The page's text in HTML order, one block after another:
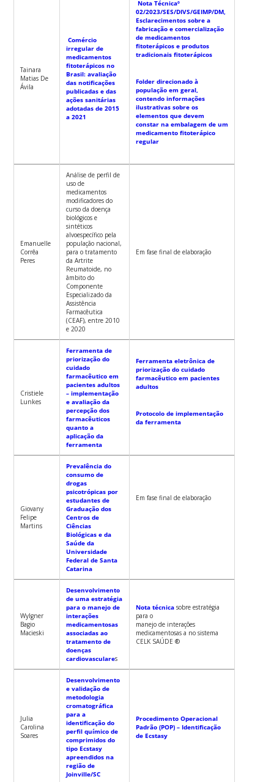
Tainara
Matias De
Ávila
Comércio
irregular de
medicamentos
fitoterápicos no
Brasil: avaliação
das notificações
publicadas e das
ações sanitárias
adotadas de 2015
a 2021
Nota Técnicaº
02/2023/SES/DIVS/GEIMP/DM,
Esclarecimentos sobre a
fabricação e comercialização
de medicamentos
fitoterápicos e produtos
tradicionais fitoterápicos
Folder direcionado à
população em geral,
contendo informações
ilustrativas sobre os
elementos que devem
constar na embalagem de um
medicamento fitoterápico
regular
Emanuelle
Corrêa
Peres
Análise de perfil de
uso de
medicamentos
modificadores do
curso da doença
biológicos e
sintéticos
alvoespecífico pela
população nacional,
para o tratamento
da Artrite
Reumatoide, no
âmbito do
Componente
Especializado da
Assistência
Farmacêutica
(CEAF), entre 2010
e 2020
Em fase final de elaboração
Cristiele
Lunkes
Ferramenta de
priorização do
cuidado
farmacêutico em
pacientes adultos
– implementação
e avaliação da
percepção dos
farmacêuticos
quanto a
aplicação da
ferramenta
Ferramenta eletrônica de
priorização do cuidado
farmacêutico em pacientes
adultos
Protocolo de implementação
da ferramenta
Giovany
Felipe
Martins
Prevalência do
consumo de
drogas
psicotrópicas por
estudantes de
Graduação dos
Centros de
Ciências
Biológicas e da
Saúde da
Universidade
Federal de Santa
Catarina
Em fase final de elaboração
Wylgner
Bagio
Macieski
Desenvolvimento
de uma estratégia
para o manejo de
interações
medicamentosas
associadas ao
tratamento de
doenças
cardiovasculares
Nota técnica sobre estratégia
para o
manejo de interações
medicamentosas a no sistema
CELK SAÚDE ®
Julia
Carolina
Soares
Desenvolvimento
e validação de
metodologia
cromatográfica
para a
identificação do
perfil químico de
comprimidos do
tipo Ecstasy
apreendidos na
região de
Joinville/SC
Procedimento Operacional
Padrão (POP) – Identificação
de Ecstasy